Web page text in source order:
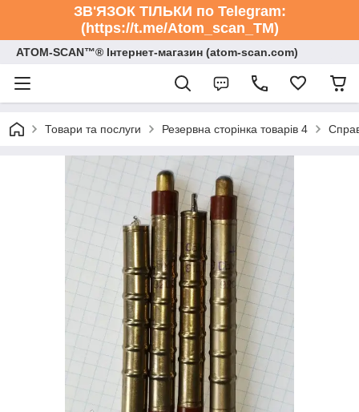
ЗВ'ЯЗОК ТІЛЬКИ по Telegram:
(https://t.me/Atom_scan_TM)
ATOM-SCAN™® Інтернет-магазин (atom-scan.com)
Товари та послуги Резервна сторінка товарів 4